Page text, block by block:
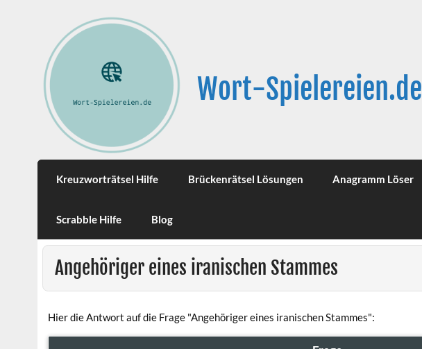
Wort-Spielereien.de
Kreuzworträtsel Hilfe Brückenrätsel Lösungen Anagramm Löser
Scrabble Hilfe Blog
Angehöriger eines iranischen Stammes
Hier die Antwort auf die Frage "Angehöriger eines iranischen Stammes":